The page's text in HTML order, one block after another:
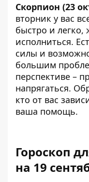
Скорпион (23
вторник у вас
быстро и
исполниться.
силы и
большим
перспективе –
напрягаться.
кто от вас
ваша помощь.
Гороскоп
на 19